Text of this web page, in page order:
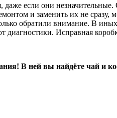
если они
и заменить их не сразу,
обратили внимание. В
Исправная
В ней вы найдёте чай и